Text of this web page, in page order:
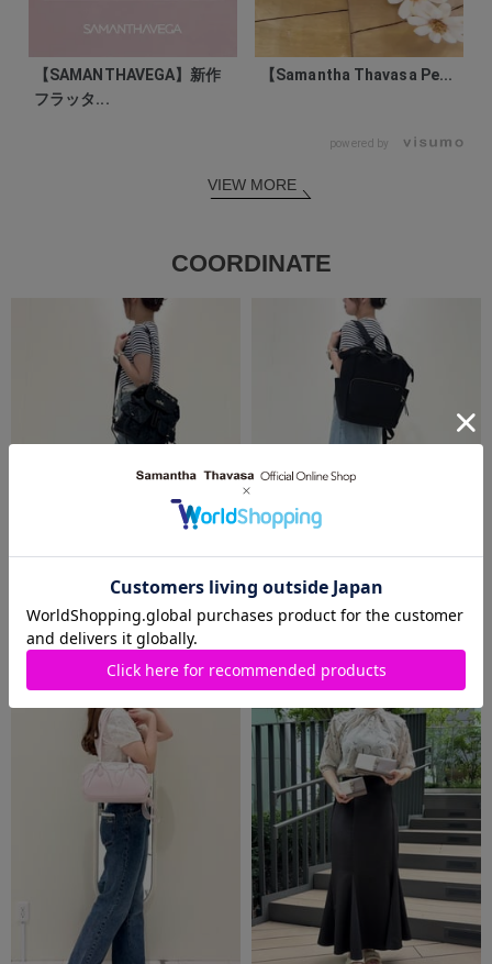
【SAMANTHAVEGA】新作
フラッタ...
【Samantha Thavasa Pe...
powered by
VIEW MORE
COORDINATE
2026.08.09
Samantha Thavasa
2026.08.08
Samantha Thavasa